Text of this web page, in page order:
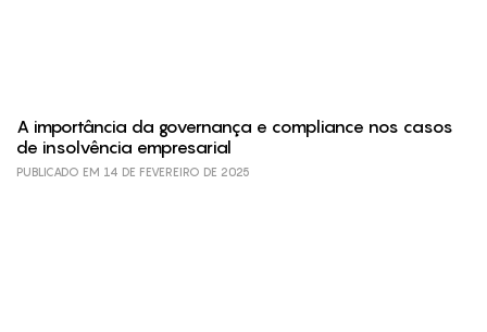
A importância da governança e compliance nos casos
de insolvência empresarial
PUBLICADO EM 14 DE FEVEREIRO DE 2025